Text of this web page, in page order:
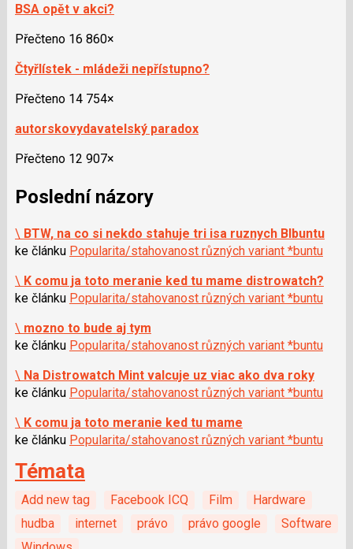
BSA opět v akci?
Přečteno 16 860×
Čtyřlístek - mládeži nepřístupno?
Přečteno 14 754×
autorskovydavatelský paradox
Přečteno 12 907×
Poslední názory
\ BTW, na co si nekdo stahuje tri isa ruznych Blbuntu
ke článku Popularita/stahovanost různých variant *buntu
\ K comu ja toto meranie ked tu mame distrowatch?
ke článku Popularita/stahovanost různých variant *buntu
\ mozno to bude aj tym
ke článku Popularita/stahovanost různých variant *buntu
\ Na Distrowatch Mint valcuje uz viac ako dva roky
ke článku Popularita/stahovanost různých variant *buntu
\ K comu ja toto meranie ked tu mame
ke článku Popularita/stahovanost různých variant *buntu
Témata
Add new tag Facebook ICQ Film
Hardware
hudba
internet právo právo google
Software